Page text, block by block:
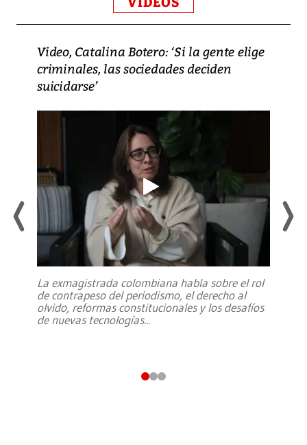
Video, Catalina Botero: ‘Si la gente elige
criminales, las sociedades deciden
suicidarse’
La exmagistrada colombiana habla sobre el rol
de contrapeso del periodismo, el derecho al
olvido, reformas constitucionales y los desafíos
de nuevas tecnologías...